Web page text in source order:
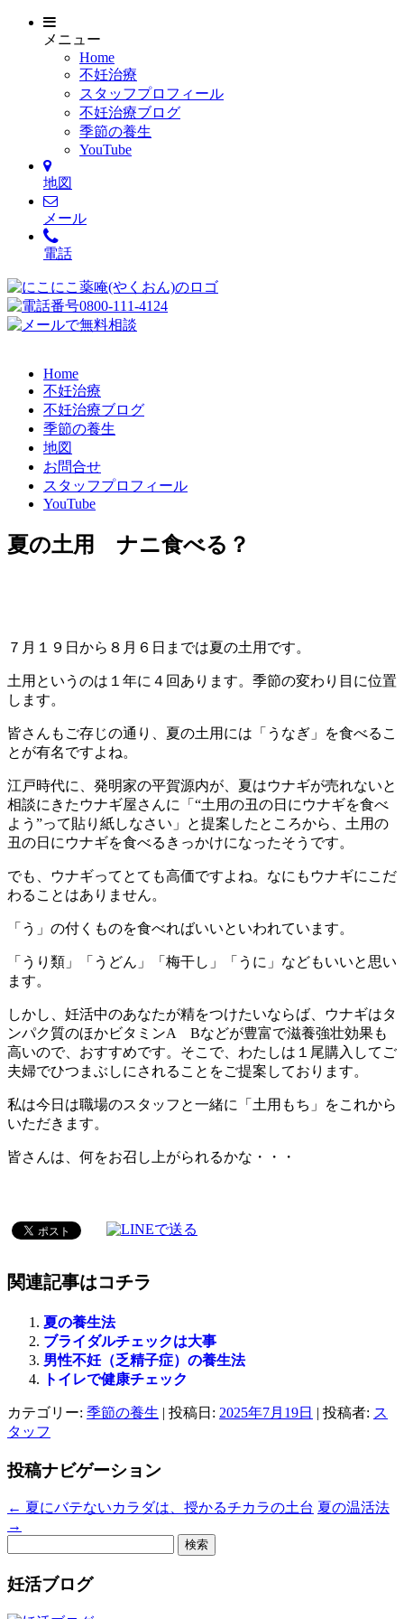
メニュー
Home
不妊治療
スタッフプロフィール
不妊治療ブログ
季節の養生
YouTube
地図
メール
電話
Home
不妊治療
不妊治療ブログ
季節の養生
地図
お問合せ
スタッフプロフィール
YouTube
夏の土用 ナニ食べる？
７月１９日から８月６日までは夏の土用です。
土用というのは１年に４回あります。季節の変わり目に位置
します。
皆さんもご存じの通り、夏の土用には「うなぎ」を食べるこ
とが有名ですよね。
江戸時代に、発明家の平賀源内が、夏はウナギが売れないと
相談にきたウナギ屋さんに「“土用の丑の日にウナギを食べ
よう”って貼り紙しなさい」と提案したところから、土用の
丑の日にウナギを食べるきっかけになったそうです。
でも、ウナギってとても高価ですよね。なにもウナギにこだ
わることはありません。
「う」の付くものを食べればいいといわれています。
「うり類」「うどん」「梅干し」「うに」などもいいと思い
ます。
しかし、妊活中のあなたが精をつけたいならば、ウナギはタ
ンパク質のほかビタミンA Bなどが豊富で滋養強壮効果も
高いので、おすすめです。そこで、わたしは１尾購入してご
夫婦でひつまぶしにされることをご提案しております。
私は今日は職場のスタッフと一緒に「土用もち」をこれから
いただきます。
皆さんは、何をお召し上がられるかな・・・
関連記事はコチラ
夏の養生法
ブライダルチェックは大事
男性不妊（乏精子症）の養生法
トイレで健康チェック
カテゴリー: 季節の養生 | 投稿日: 2025年7月19日 | 投稿者: ス
タッフ
投稿ナビゲーション
← 夏にバテないカラダは、授かるチカラの土台 夏の温活法
→
妊活ブログ